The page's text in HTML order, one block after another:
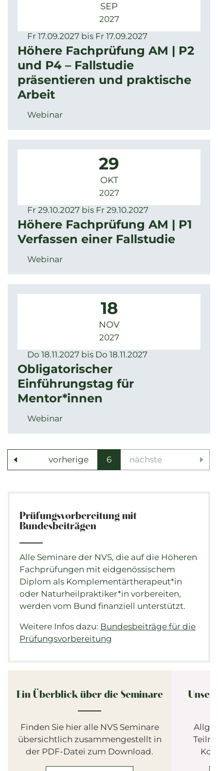
SEP
2027
Fr 17.09.2027 bis Fr 17.09.2027
Höhere Fachprüfung AM | P2
und P4 – Fallstudie
präsentieren und praktische
Arbeit
Webinar
29
OKT
2027
Fr 29.10.2027 bis Fr 29.10.2027
Höhere Fachprüfung AM | P1
Verfassen einer Fallstudie
Webinar
18
NOV
2027
Do 18.11.2027 bis Do 18.11.2027
Obligatorischer
Einführungstag für
Mentor*innen
Webinar
vorherige 6 nächste
Prüfungsvorbereitung mit
Bundesbeiträgen
Alle Seminare der NVS, die auf die Höheren
Fachprüfungen mit eidgenössischem
Diplom als Komplementärtherapeut*in
oder Naturheilpraktiker*in vorbereiten,
werden vom Bund finanziell unterstützt.
Weitere Infos dazu: Bundesbeiträge für die
Prüfungsvorbereitung
Ein Überblick über die Seminare
Finden Sie hier alle NVS Seminare
übersichtlich zusammengestellt in
der PDF-Datei zum Download.